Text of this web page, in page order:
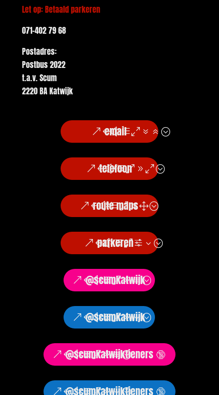
Let op: Betaald parkeren
071-402 79 68
Postadres:
Postbus 2022
t.a.v. Scum
2220 BA Katwijk
email
telefoon
route maps
parkeren
@scumkatwijk
@scumkatwijk
@scumkatwijktieners 🔞
@scumkatwijktieners 🔞